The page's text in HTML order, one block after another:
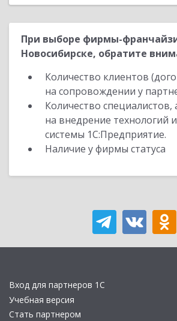
При выборе фирмы-
Новосибирске, обратите
Количество клиентов
на сопровождении у
Количество специалистов,
на внедрение технологий
системы 1С:Предприятие.
Наличие у фирмы статуса
Вход для партнеров 1С
Учебная версия
Стать партнером